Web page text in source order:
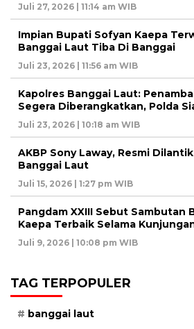
Juli 27, 2026 | 11:14 am WIB
Impian Bupati Sofyan Kaepa
Banggai Laut Tiba Di Banggai
Juli 23, 2026 | 11:56 am WIB
Kapolres Banggai Laut:
Segera Diberangkatkan, Polda
Juli 23, 2026 | 10:18 am WIB
AKBP Sony Laway, Resmi
Banggai Laut
Juli 15, 2026 | 1:27 pm WIB
Pangdam XXIII Sebut Sambutan
Kaepa Terbaik Selama
Juli 9, 2026 | 10:08 pm WIB
TAG TERPOPULER
banggai laut